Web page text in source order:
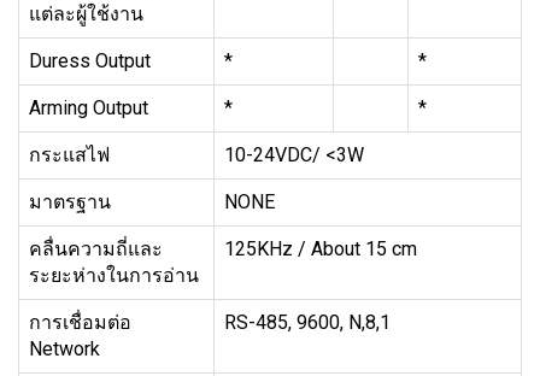
แต่ละผู้ใช้งาน
Duress Output * *
Arming Output * *
กระแสไฟ 10-24VDC/ <3W
มาตรฐาน NONE
คลื่นความถี่และ
ระยะห่างในการอ่าน
125KHz / About 15 cm
การเชื่อมต่อ
Network
RS-485, 9600, N,8,1